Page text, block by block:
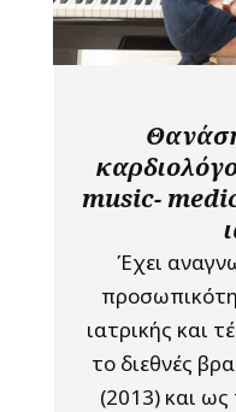
music-
Έχει
ιατρικής και
το διεθνές
(2013) και